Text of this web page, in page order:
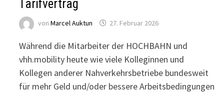
Tarifvertrag
vonMarcel Auktun 27. Februar 2026
Während die Mitarbeiter der HOCHBAHN und
vhh.mobility heute wie viele Kolleginnen und
Kollegen anderer Nahverkehrsbetriebe bundesweit
für mehr Geld und/oder bessere Arbeitsbedingungen